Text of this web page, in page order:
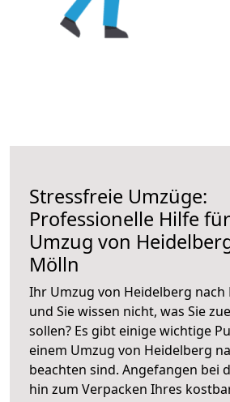
Stressfreie Umzüge:
Professionelle Hilfe
Umzug von
Mölln
Ihr Umzug von Heidelberg
und Sie wissen nicht, was Sie
sollen? Es gibt einige wichtige
einem Umzug von Heidelberg
beachten sind. Angefangen bei
hin zum Verpacken Ihres